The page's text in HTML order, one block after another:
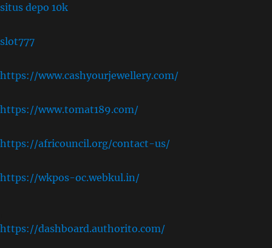
situs depo 10k
slot777
https://www.cashyourjewellery.com/
https://www.tomat189.com/
https://africouncil.org/contact-us/
https://wkpos-oc.webkul.in/
https://dashboard.authorito.com/